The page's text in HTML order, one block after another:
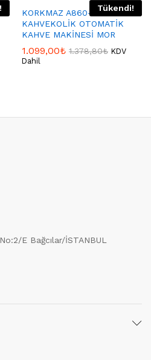
Tükendi!
KORKMAZ A860-01
KAHVEKOLİK OTOMATİK
KAHVE MAKİNESİ MOR
1.099,00₺ 1.378,80₺ KDV
Dahil
E Bağcılar/İSTANBUL